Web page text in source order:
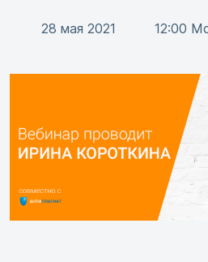
28 мая 2021 12:00